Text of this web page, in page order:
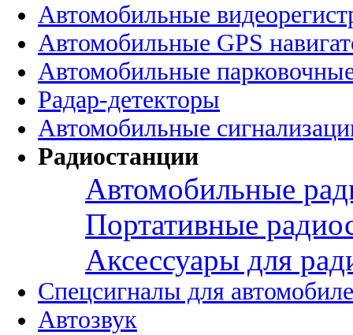
Автомобильные
Автомобильные GPS
Автомобильные
Радар-детекторы
Автомобильные
Радиостанции
Автомобильные
Портативные
Аксессуары для
Спецсигналы для
Автозвук